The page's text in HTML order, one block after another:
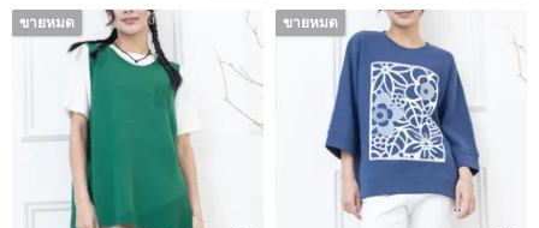
ขายหมด ขายหมด